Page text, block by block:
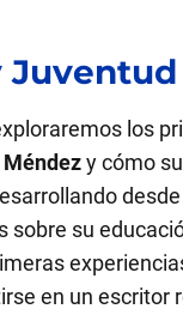
Juventud
los
y cómo
sobre su
en un escritor